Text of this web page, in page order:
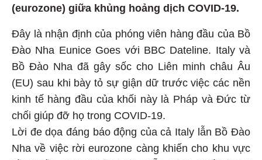
(eurozone) giữa khủng hoảng dịch COVID-19.
Đây là nhận định của phóng viên hàng đầu của Bồ
Đào Nha Eunice Goes với BBC Dateline. Italy và
Bồ Đào Nha đã gây sốc cho Liên minh châu Âu
(EU) sau khi bày tỏ sự giận dữ trước việc các nền
kinh tế hàng đầu của khối này là Pháp và Đức từ
chối giúp đỡ họ trong COVID-19.
Lời đe dọa đáng báo động của cả Italy lẫn Bồ Đào
Nha về việc rời eurozone càng khiến cho khu vực